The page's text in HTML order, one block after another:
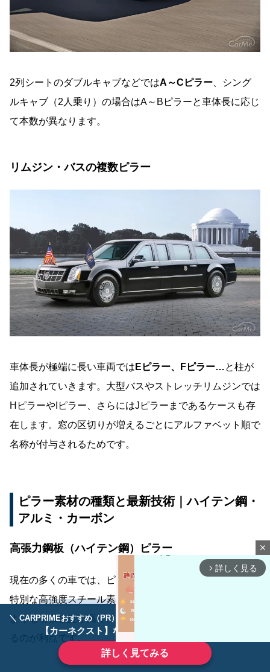
＼ CARPRIMEおすすめ（PR） ／ディーラーで手放すのはもったいない！
【カーネクスト】ならどんなクルマも高価買取
詳しく見てみる
2列シートのダブルキャブなどではA～Cピラー 、シング
ルキャブ（2人乗り）の場合はA～Bピラーと車体長に応じ
て本数が異なります。
リムジン・バスの複数ピラー
車体長が極端に長い車両では Eピラー、Fピラー…と柱が
追加されていきます。大型バスやストレッチリムジンでは
HピラーやIピラー、さらにはJピラーまであるケースも存
在します。窓の区切りが増えるごとにアルファベット順で
名称が付与されるためです。
ピラー素材の種類と最新技術｜ハイテン鋼・
アルミ・カーボン
高張力鋼板（ハイテン鋼）ピラー
現在の多くの車では、ピラー部分に高張力鋼板と呼ばれる
特別な高強度スチール素材 が使われています。通常の鋼板
よりも引張強度が高く、薄くしても十分な剛性を確保でき
るのが利点です。
close
arrow_forward_ios 詳しく見る